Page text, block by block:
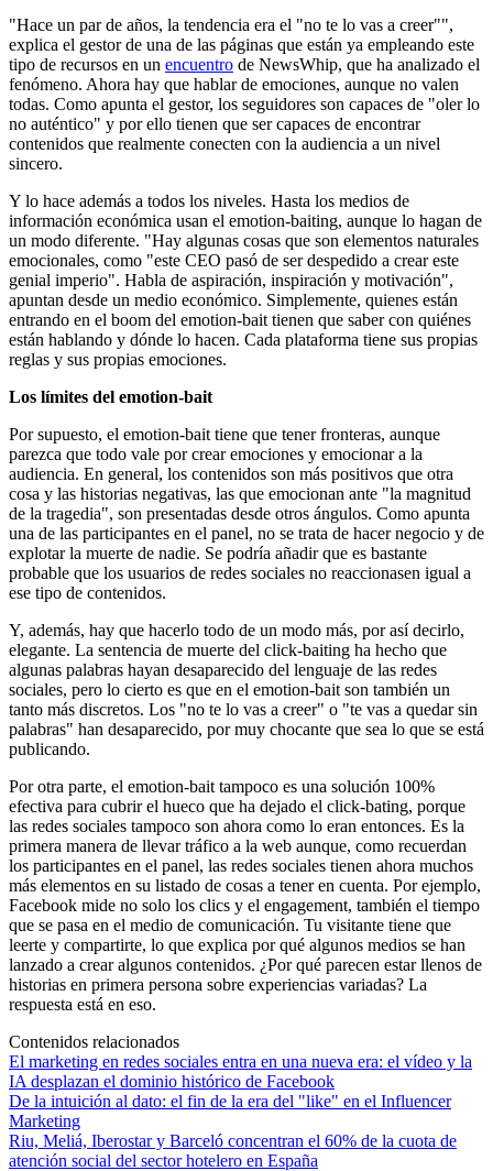
"Hace un par de años, la tendencia era el "no te lo vas a creer"",
explica el gestor de una de las páginas que están ya empleando este
tipo de recursos en un encuentro de NewsWhip, que ha analizado el
fenómeno. Ahora hay que hablar de emociones, aunque no valen
todas. Como apunta el gestor, los seguidores son capaces de "oler lo
no auténtico" y por ello tienen que ser capaces de encontrar
contenidos que realmente conecten con la audiencia a un nivel
sincero.
Y lo hace además a todos los niveles. Hasta los medios de
información económica usan el emotion-baiting, aunque lo hagan de
un modo diferente. "Hay algunas cosas que son elementos naturales
emocionales, como "este CEO pasó de ser despedido a crear este
genial imperio". Habla de aspiración, inspiración y motivación",
apuntan desde un medio económico. Simplemente, quienes están
entrando en el boom del emotion-bait tienen que saber con quiénes
están hablando y dónde lo hacen. Cada plataforma tiene sus propias
reglas y sus propias emociones.
Los límites del emotion-bait
Por supuesto, el emotion-bait tiene que tener fronteras, aunque
parezca que todo vale por crear emociones y emocionar a la
audiencia. En general, los contenidos son más positivos que otra
cosa y las historias negativas, las que emocionan ante "la magnitud
de la tragedia", son presentadas desde otros ángulos. Como apunta
una de las participantes en el panel, no se trata de hacer negocio y de
explotar la muerte de nadie. Se podría añadir que es bastante
probable que los usuarios de redes sociales no reaccionasen igual a
ese tipo de contenidos.
Y, además, hay que hacerlo todo de un modo más, por así decirlo,
elegante. La sentencia de muerte del click-baiting ha hecho que
algunas palabras hayan desaparecido del lenguaje de las redes
sociales, pero lo cierto es que en el emotion-bait son también un
tanto más discretos. Los "no te lo vas a creer" o "te vas a quedar sin
palabras" han desaparecido, por muy chocante que sea lo que se está
publicando.
Por otra parte, el emotion-bait tampoco es una solución 100%
efectiva para cubrir el hueco que ha dejado el click-bating, porque
las redes sociales tampoco son ahora como lo eran entonces. Es la
primera manera de llevar tráfico a la web aunque, como recuerdan
los participantes en el panel, las redes sociales tienen ahora muchos
más elementos en su listado de cosas a tener en cuenta. Por ejemplo,
Facebook mide no solo los clics y el engagement, también el tiempo
que se pasa en el medio de comunicación. Tu visitante tiene que
leerte y compartirte, lo que explica por qué algunos medios se han
lanzado a crear algunos contenidos. ¿Por qué parecen estar llenos de
historias en primera persona sobre experiencias variadas? La
respuesta está en eso.
Contenidos relacionados
El marketing en redes sociales entra en una nueva era: el vídeo y la
IA desplazan el dominio histórico de Facebook
De la intuición al dato: el fin de la era del "like" en el Influencer
Marketing
Riu, Meliá, Iberostar y Barceló concentran el 60% de la cuota de
atención social del sector hotelero en España